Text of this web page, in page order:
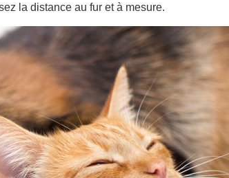
la distance au fur et à mesure.